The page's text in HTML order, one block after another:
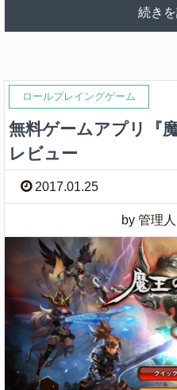
続き
ロールプレイングゲーム
無料ゲームアプリ『
レビュー
2017.01.25
by 管理人